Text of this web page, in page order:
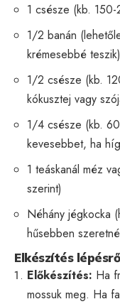
1 csésze (kb.
1/2 banán
krémesebbé teszik)
1/2 csésze (kb.
kókusztej vagy
1/4 csésze (kb.
kevesebbet, ha
1 teáskanál méz
szerint)
Néhány jégkocka
hűsebben
Elkészítés
Előkészítés: Ha
mossuk meg. Ha